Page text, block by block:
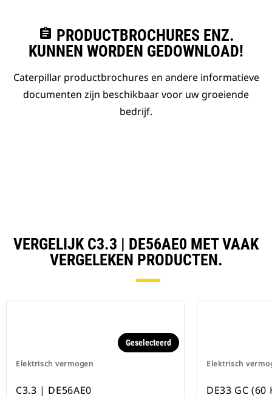
assignment PRODUCTBROCHURES ENZ.
KUNNEN WORDEN GEDOWNLOAD!
Caterpillar productbrochures en andere informatieve
documenten zijn beschikbaar voor uw groeiende
bedrijf.
VERGELIJK C3.3 | DE56AE0 MET VAAK
VERGELEKEN PRODUCTEN.
Elektrisch vermogen
Geselecteerd
C3.3 | DE56AE0
Elektrisch
DE33 GC (60